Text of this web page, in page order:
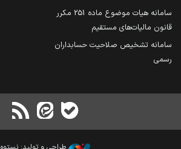
سامانه هیات موضوع ماده 251 مکرر
قانون مالیات‌های مستقیم
سامانه تشخیص صلاحیت حسابداران
رسمی